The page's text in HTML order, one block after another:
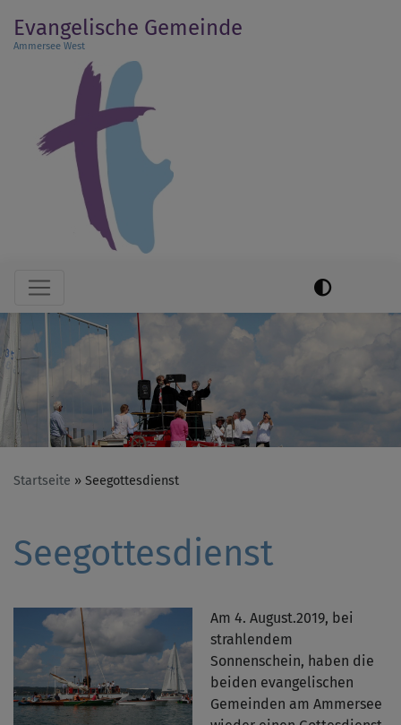
zum
Inhalt
Evangelische Gemeinde
Ammersee West
Hauptnavigation
Startseite Seegottesdienst
Seegottesdienst
Am 4. August.2019, bei
strahlendem
Sonnenschein, haben die
beiden evangelischen
Gemeinden am Ammersee